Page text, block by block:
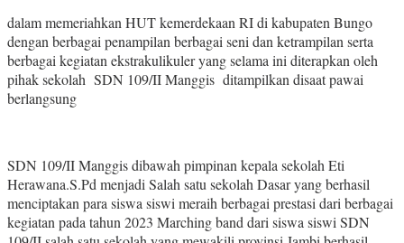
dalam memeriahkan HUT kemerdekaan RI di kabupaten Bungo
dengan berbagai penampilan berbagai seni dan ketrampilan serta
berbagai kegiatan ekstrakulikuler yang selama ini diterapkan oleh
pihak sekolah SDN 109/II Manggis ditampilkan disaat pawai
berlangsung
SDN 109/II Manggis dibawah pimpinan kepala sekolah Eti
Herawana.S.Pd menjadi Salah satu sekolah Dasar yang berhasil
menciptakan para siswa siswi meraih berbagai prestasi dari berbagai
kegiatan pada tahun 2023 Marching band dari siswa siswi SDN